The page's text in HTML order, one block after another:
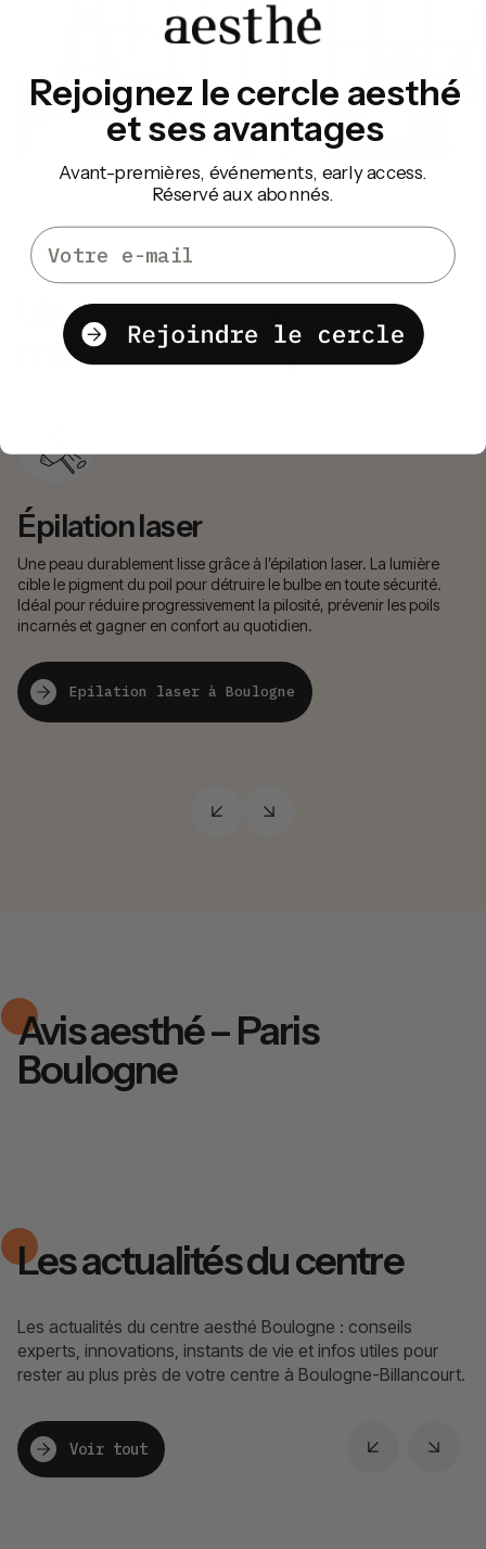
Un centre d’expertise
médico-esthétique
Épilation laser
Une peau durablement lisse grâce à l’épilation laser. La lumière
cible le pigment du poil pour détruire le bulbe en toute sécurité.
Idéal pour réduire progressivement la pilosité, prévenir les poils
incarnés et gagner en confort au quotidien.
Epilation laser à Boulogne
Avis aesthé – Paris
Boulogne
Les actualités du centre
Les actualités du centre aesthé Boulogne : conseils
experts, innovations, instants de vie et infos utiles pour
rester au plus près de votre centre à Boulogne-Billancourt.
Voir tout
Rejoignez le cercle aesthé
et ses avantages
Avant-premières, événements, early access.
Réservé aux abonnés.
Email